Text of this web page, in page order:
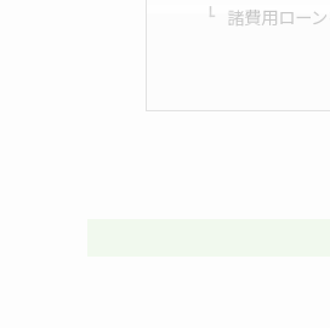
諸費用ロー